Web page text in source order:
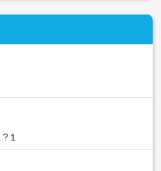
１